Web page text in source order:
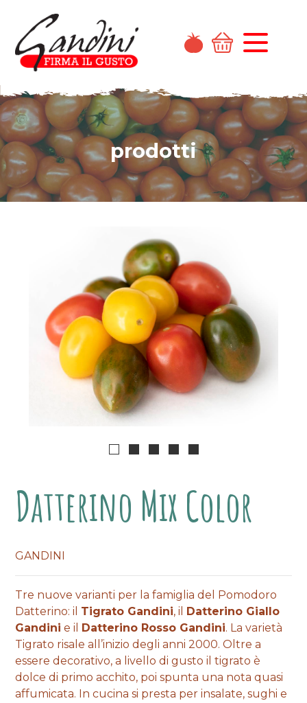
prodotti
Datterino Mix Color
GANDINI
Tre nuove varianti per la famiglia del Pomodoro
Datterino: il Tigrato Gandini, il
Datterino Giallo
Gandini e il Datterino Rosso Gandini. La varietà
Tigrato risale all’inizio degli anni 2000. Oltre a
essere decorativo, a livello di gusto il tigrato è
dolce di primo acchito, poi spunta una nota quasi
affumicata. In cucina si presta per insalate, sughi e